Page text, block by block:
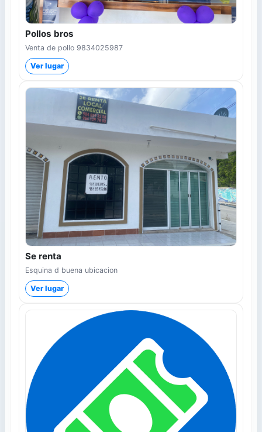
Pollos bros
Venta de pollo 9834025987
Ver lugar
Se renta
Esquina d buena ubicacion
Ver lugar